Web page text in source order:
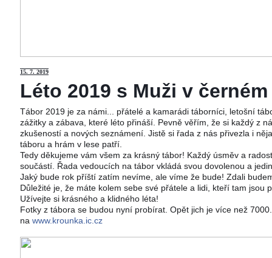
15. 7. 2019
Léto 2019 s Muži v
Tábor 2019 je za námi... přátelé a kamarádi táborníci, letošní
zážitky a zábava, které léto přináší. Pevně věřím, že si každý z
zkušeností a nových seznámení. Jistě si řada z nás přivezla i
táboru a hrám v lese patří.
Tedy děkujeme vám všem za krásný tábor! Každý úsměv a
součástí. Řada vedoucích na tábor vkládá svou dovolenou a
Jaký bude rok příští zatím nevíme, ale víme že bude! Zdali
Důležité je, že máte kolem sebe své přátele a lidi, kteří tam jsou
Užívejte si krásného a klidného léta!
Fotky z tábora se budou nyní probírat. Opět jich je více než
na www.krounka.ic.cz